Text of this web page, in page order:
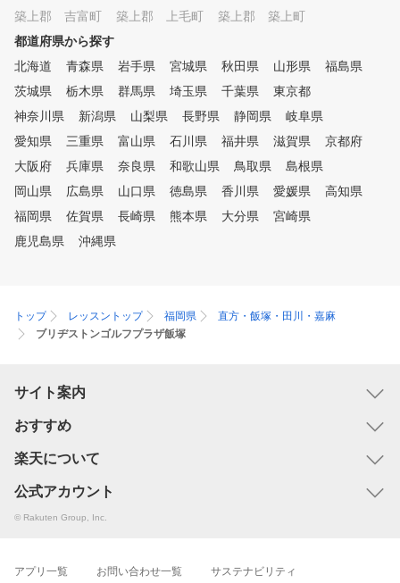
築上郡 吉富町
築上郡 上毛町
築上郡 築上町
都道府県から探す
北海道
青森県 岩手県 宮城県 秋田県 山形県
福島県
茨城県
栃木県 群馬県 埼玉県 千葉県
東京都
神奈川県
新潟県 山梨県 長野県 静岡県
岐阜県
愛知県
三重県 富山県 石川県 福井県 滋賀県
京都府
大阪府
兵庫県 奈良県 和歌山県 鳥取県
島根県
岡山県
広島県 山口県 徳島県 香川県 愛媛県
高知県
福岡県
佐賀県 長崎県 熊本県 大分県
宮崎県
鹿児島県
沖縄県
トップ レッスントップ 福岡県
直方・飯塚・田川・嘉麻
ブリヂストンゴルフプラザ飯塚
サイト案内
おすすめ
楽天について
公式アカウント
© Rakuten Group, Inc.
アプリ一覧 お問い合わせ一覧 サステナビリティ